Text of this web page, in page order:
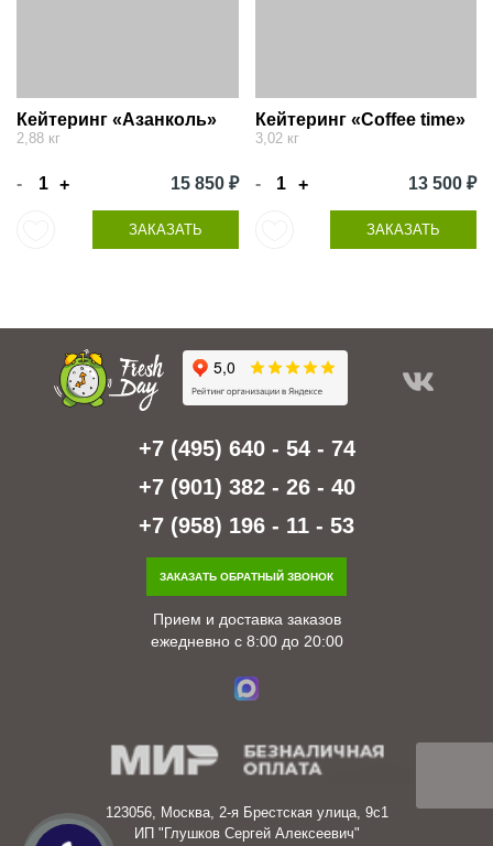
Кейтеринг «Азанколь»
2,88 кг
- + 15 850 ₽
ЗАКАЗАТЬ
Кейтеринг «Coffee time»
3,02 кг
- + 13 500 ₽
ЗАКАЗАТЬ
+7 (495) 640 - 54 - 74
+7 (901) 382 - 26 - 40
+7 (958) 196 - 11 - 53
ЗАКАЗАТЬ ОБРАТНЫЙ ЗВОНОК
Прием и доставка заказов
ежедневно с 8:00 до 20:00
123056, Москва, 2-я Брестская улица, 9с1
ИП "Глушков Сергей Алексеевич"